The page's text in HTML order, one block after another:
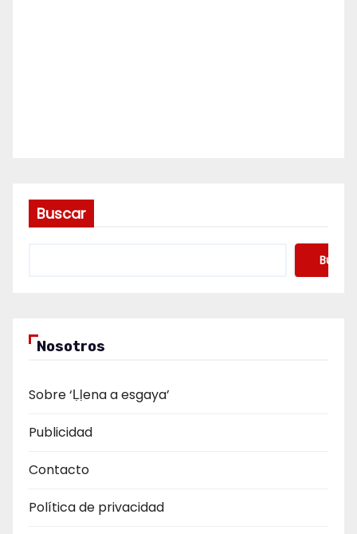
Buscar
Buscar
Nosotros
Sobre ‘Ḷḷena a esgaya’
Publicidad
Contacto
Política de privacidad